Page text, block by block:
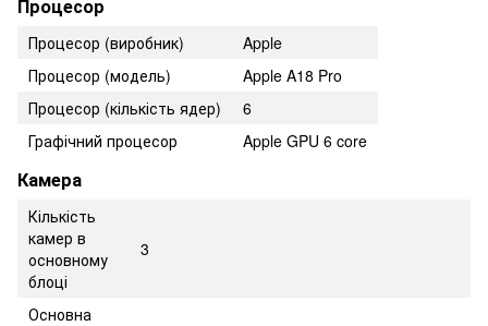
Процесор
Процесор (виробник)
Apple
Процесор (модель)
Apple A18 Pro
Процесор (кількість ядер)
6
Графічний процесор
Apple GPU 6 core
Камера
Кількість
камер в
основному
блоці
3
Основна